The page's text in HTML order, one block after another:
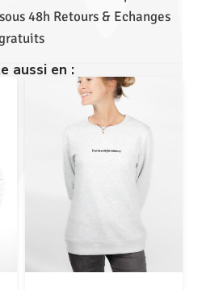
48h Retours & Echanges
aussi en :